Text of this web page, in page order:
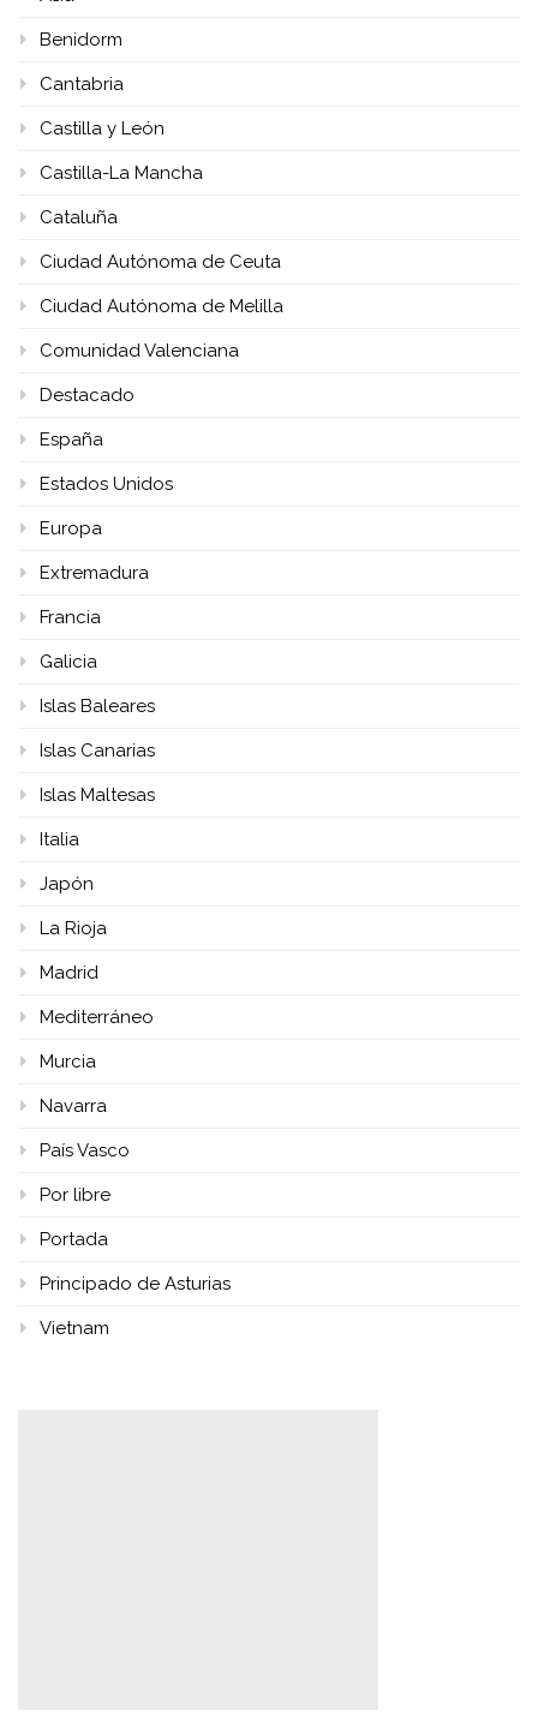
Benidorm
Cantabria
Castilla y León
Castilla-La Mancha
Cataluña
Ciudad Autónoma de Ceuta
Ciudad Autónoma de Melilla
Comunidad Valenciana
Destacado
España
Estados Unidos
Europa
Extremadura
Francia
Galicia
Islas Baleares
Islas Canarias
Islas Maltesas
Italia
Japón
La Rioja
Madrid
Mediterráneo
Murcia
Navarra
País Vasco
Por libre
Portada
Principado de Asturias
Vietnam